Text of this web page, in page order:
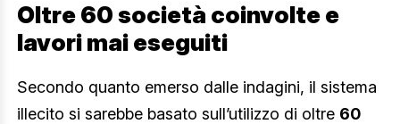
Oltre 60 società coinvolte e
lavori mai eseguiti
Secondo quanto emerso dalle indagini, il sistema
illecito si sarebbe basato sull’utilizzo di oltre 60